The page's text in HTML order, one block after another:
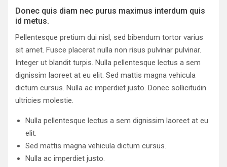
Donec quis diam nec purus maximus interdum quis
id metus.
Pellentesque pretium dui nisl, sed bibendum tortor varius
sit amet. Fusce placerat nulla non risus pulvinar pulvinar.
Integer ut blandit turpis. Nulla pellentesque lectus a sem
dignissim laoreet at eu elit. Sed mattis magna vehicula
dictum cursus. Nulla ac imperdiet justo. Donec sollicitudin
ultricies molestie.
Nulla pellentesque lectus a sem dignissim laoreet at eu
elit.
Sed mattis magna vehicula dictum cursus.
Nulla ac imperdiet justo.